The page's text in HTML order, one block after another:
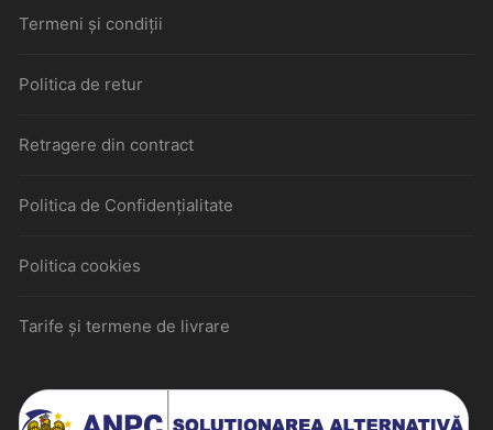
Termeni și condiții
Politica de retur
Retragere din contract
Politica de Confidențialitate
Politica cookies
Tarife și termene de livrare